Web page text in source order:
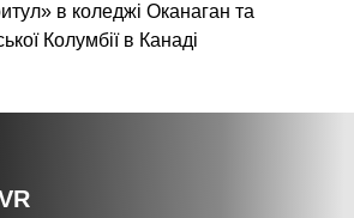
в коледжі Оканаган та
Колумбії в Канаді